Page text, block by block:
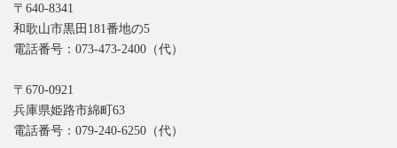
〒640-8341
和歌山市黒田181番地の5
電話番号：073-473-2400（代）
〒670-0921
兵庫県姫路市綿町63
電話番号：079-240-6250（代）